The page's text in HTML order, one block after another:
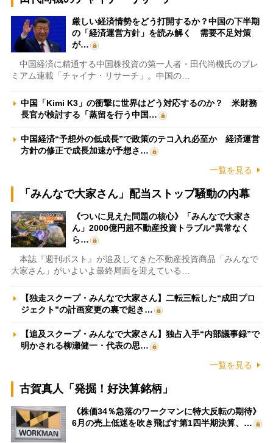
厳しい経済情勢をどう打開するか？中国の下半期
の「経済運営方針」を読み解く 需要不足対策
が…
中国経済に精通する中国株投資の第一人者・田代尚機氏のプレ
ミアム連載「チャイナ・リサーチ」。中国の…
中国「Kimi K3」の衝撃に世界はどう対応するのか？ 米財務
長官が検討する「蒸留を行う中国…
中国経済“予想外の低成長”で政策のテコ入れ必至か 経済運営
方針の修正で成長加速が予想さ…
一覧を見る
「みんなで大家さん」配当ストップ騒動の内幕
《ついに見えた問題の核心》「みんなで大家さ
ん」2000億円超不動産投資トラブル“異常なく
ら…
本誌『週刊ポスト』が追及してきた不動産投資商品「みんなで
大家さん」がいよいよ最終局面を迎えている…
【独走スクープ・みんなで大家さん】二転三転した“成田プロ
ジェクト”の計画変更の裏で起き…
【追及スクープ・みんなで大家さん】独占入手“内部議事録”で
明かされる柳瀬健一・代表の思…
一覧を見る
古賀真人「発掘！好決算銘柄」
《株価34％急落のワークマンに特大反転の期待》
6月の売上低迷を吹き飛ばす第1四半期決算、…